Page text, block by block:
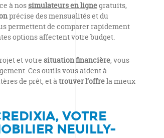
à nos simulateurs en lignegratuits,
précise des mensualités et du
permettent de comparer rapidement
options affectent votre budget.
et votre situation financière, vous
Ces outils vous aident à
de prêt, et àtrouver l’offrela mieux
VOTRE
NEUILLY-